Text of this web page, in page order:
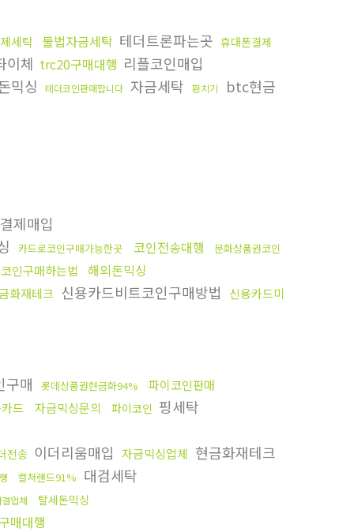
세탁 불법자금세탁 테더트론파는곳 휴대폰결제
이체 trc20구매대행 리플코인매입
믹싱 테더코인판매합니다 자금세탁 환치기
btc현금
제매입
카드로코인구매가능한곳 코인전송대행
문화상품권코인
인구매하는법 해외돈믹싱
화재테크 신용카드비트코인구매방법
신용카드미
구매 롯데상품권현금화94% 파이코인판매
드 자금믹싱문의 파이코인 핑세탁
전송 이더리움매입 자금믹싱업체 현금화재테크
컬쳐랜드91% 대검세탁
업체 탈세돈믹싱
매대행